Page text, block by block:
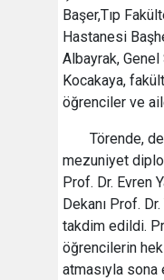
Başer,Tıp
Hastanesi
Albayrak,
Kocakaya,
öğrenciler ve
Törende,
mezuniyet
Prof. Dr. Evren
Dekanı Prof.
takdim edildi.
öğrencilerin
atmasıyla sona